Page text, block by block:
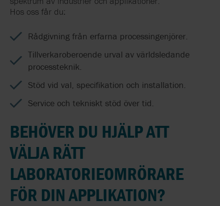
Hos oss får du:
Rådgivning från erfarna processingenjörer.
Tillverkaroberoende urval av världsledande
processteknik.
Stöd vid val, specifikation och installation.
Service och tekniskt stöd över tid.
BEHÖVER DU HJÄLP ATT
VÄLJA RÄTT
LABORATORIEOMRÖRARE
FÖR DIN APPLIKATION?